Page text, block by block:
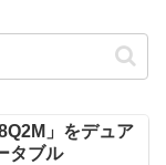
」をデュア
タブル